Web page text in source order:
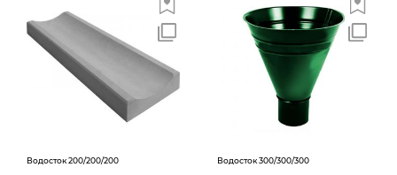
Водосток 200/200/200 Водосток 300/300/300